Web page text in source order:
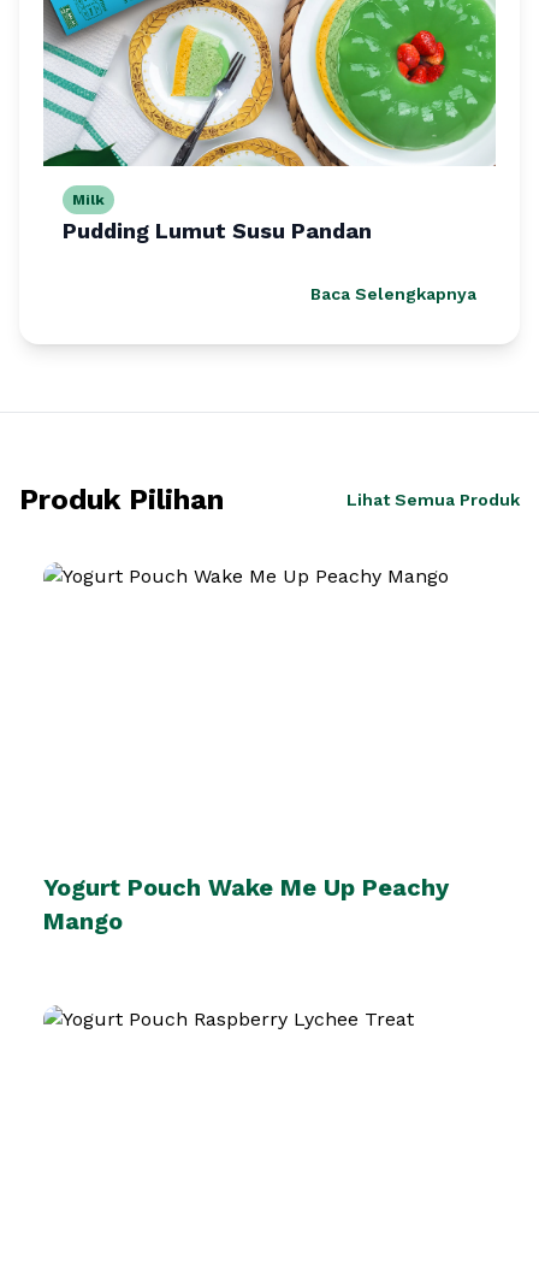
Milk
Pudding Lumut Susu Pandan
Baca Selengkapnya
Produk Pilihan Lihat Semua Produk
Yogurt Pouch Wake Me Up Peachy
Mango